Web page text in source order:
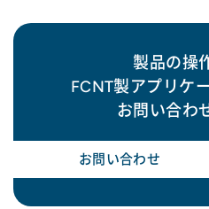
製品の操
FCNT製アプリケ
お問い合わ
お問い合わせ